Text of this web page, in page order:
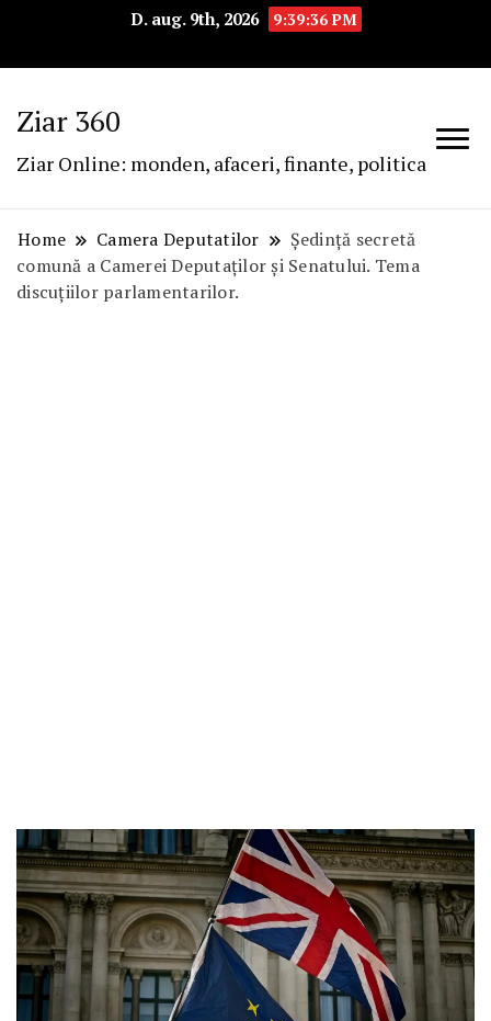
D. aug. 9th, 2026 9:39:37 PM
Ziar 360
Ziar Online: monden, afaceri, finante, politica
Home Camera Deputatilor
Ședință secretă
comună a Camerei Deputaților și Senatului. Tema
discuțiilor parlamentarilor.